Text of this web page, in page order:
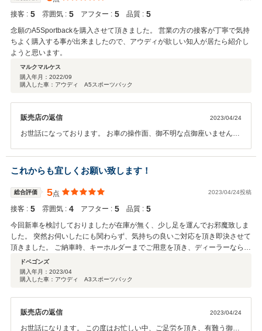
接客 : 5 雰囲気 : 5 アフター : 5 品質 : 5
念願のA5Sportbackを購入させて頂きました。 営業の方の接客が丁寧で気持
ちよく購入する事が出来ましたので、アウディが欲しい知人が居たら紹介し
ようと思います。
マルクマルケス
購入年月： 2022/09
購入した車：アウディ A5スポーツバック
販売店の返信 2023/04/24
お世話になっております。 お車の操作面、御不明な点御座いませんで
機能で御座いますので是非ご活用くださいませ。 引き続きどうぞ宜し
くお願い申し上げます。
これからも宜しくお願い致します！
総合評価 5点 2023/04/24投稿
接客 : 5 雰囲気 : 4 アフター : 5 品質 : 5
今回新車を検討しておりましたが在庫が無く、少し足を運んでお邪魔致しま
した。 突然お伺いしたにも関わらず、気持ちの良いご対応を頂き即決させて
頂きました。 ご納車時、キーホルダーまでご用意を頂き、ディーラーならで
はの接客に感動しております。 都内の店舗ゆえ少々狭いかなと思い、点数を
一点下げましたが、清潔感もあり満足です。 これからも宜しくお願い致しま
す！
ドベゴンズ
購入年月： 2023/04
購入した車：アウディ A3スポーツバック
販売店の返信 2023/04/24
お世話になります。 この度はお忙しい中、ご足労を頂き、有難う御座